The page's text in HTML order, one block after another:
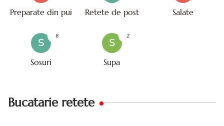
Preparate din pui Retete de post Salate
S
Sosuri
6
S
Supa
2
Bucatarie retete